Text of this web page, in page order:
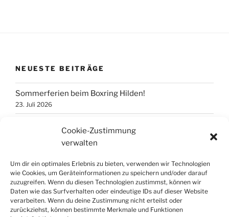
Cookie-Zustimmung
verwalten
Um dir ein optimales Erlebnis zu bieten, verwenden wir Technologien
wie Cookies, um Geräteinformationen zu speichern und/oder darauf
zuzugreifen. Wenn du diesen Technologien zustimmst, können wir
Daten wie das Surfverhalten oder eindeutige IDs auf dieser Website
verarbeiten. Wenn du deine Zustimmung nicht erteilst oder
zurückziehst, können bestimmte Merkmale und Funktionen
NEUESTE BEITRÄGE
Sommerferien beim Boxring Hilden!
23. Juli 2026
26. März 2026
FOLGE UNS!